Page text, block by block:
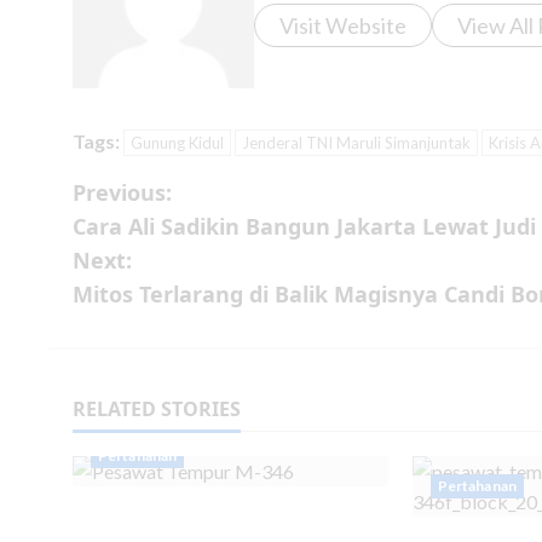
Visit Website View All
Tags: Gunung Kidul Jenderal TNI Maruli Simanjuntak Krisis
Previous:
Cara Ali Sadikin Bangun Jakarta Lewat Judi
Next:
Mitos Terlarang di Balik Magisnya Candi
RELATED STORIES
Pertahanan
Pertahanan